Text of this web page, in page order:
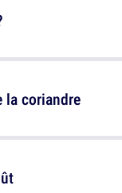
la coriandre